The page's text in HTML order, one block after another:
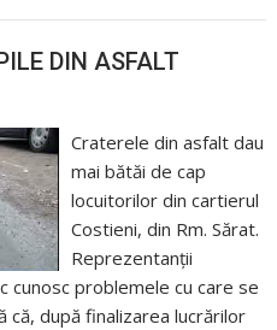
DIN ASFALT
Craterele din asfalt dau
mai bătăi de cap
locuitorilor din cartierul
Costieni, din Rm. Sărat.
Reprezentanții
cunosc problemele cu care se
că, după finalizarea lucrărilor